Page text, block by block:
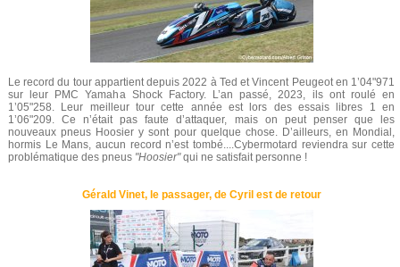
Le record du tour appartient depuis 2022 à Ted et Vincent Peugeot en 1’04"971
sur leur PMC Yamaha Shock Factory. L’an passé, 2023, ils ont roulé en
1’05"258. Leur meilleur tour cette année est lors des essais libres 1 en
1’06"209. Ce n’était pas faute d’attaquer, mais on peut penser que les
nouveaux pneus Hoosier y sont pour quelque chose. D’ailleurs, en Mondial,
hormis Le Mans, aucun record n’est tombé....Cybermotard reviendra sur cette
problématique des pneus "Hoosier"qui ne satisfait personne !
Gérald Vinet, le passager, de Cyril est de retour